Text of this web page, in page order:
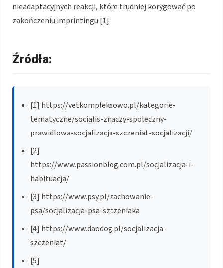
nieadaptacyjnych reakcji, które trudniej korygować po
zakończeniu imprintingu [1].
Źródła:
[1] https://vetkompleksowo.pl/kategorie-
tematyczne/socialis-znaczy-spoleczny-
prawidlowa-socjalizacja-szczeniat-socjalizacji/
[2]
https://www.passionblog.com.pl/socjalizacja-i-
habituacja/
[3] https://www.psy.pl/zachowanie-
psa/socjalizacja-psa-szczeniaka
[4] https://www.daodog.pl/socjalizacja-
szczeniat/
[5]